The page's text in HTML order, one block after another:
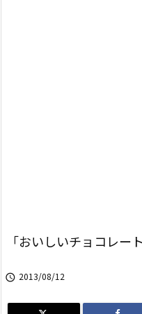
「おいしいチョコレー
 2013/08/12